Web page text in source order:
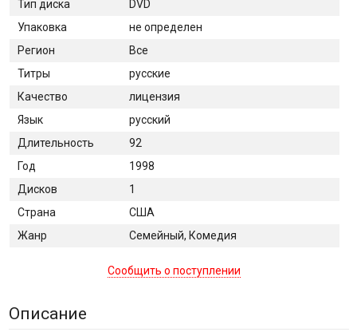
Тип диска
DVD
Упаковка
не определен
Регион
Все
Титры
русские
Качество
лицензия
Язык
русский
Длительность
92
Год
1998
Дисков
1
Страна
США
Жанр
Семейный, Комедия
Сообщить о поступлении
Описание